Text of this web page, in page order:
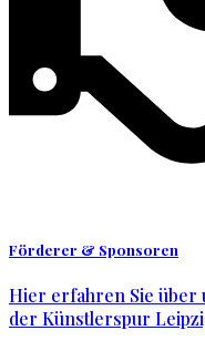
Förderer & Sponsoren
Hier erfahren Sie
der Künstlerspur